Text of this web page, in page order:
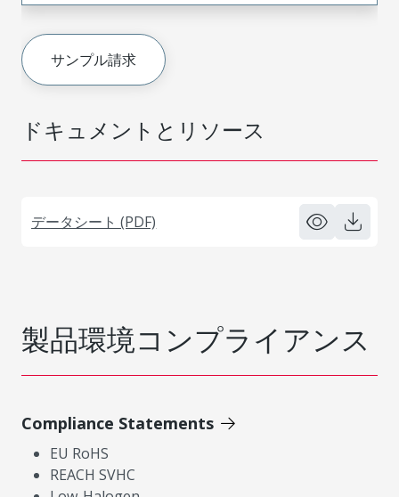
ドキュメントとリソース
データシート (PDF)
サンプル請求
製品環境コンプライアンス
Compliance Statements
EU RoHS
REACH SVHC